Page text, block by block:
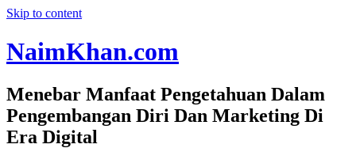
Skip to content
NaimKhan.com
Menebar Manfaat Pengetahuan Dalam
Pengembangan Diri Dan Marketing Di
Era Digital